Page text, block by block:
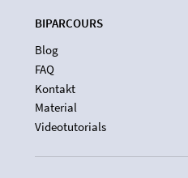
BIPARCOURS
Blog
FAQ
Kontakt
Material
Videotutorials